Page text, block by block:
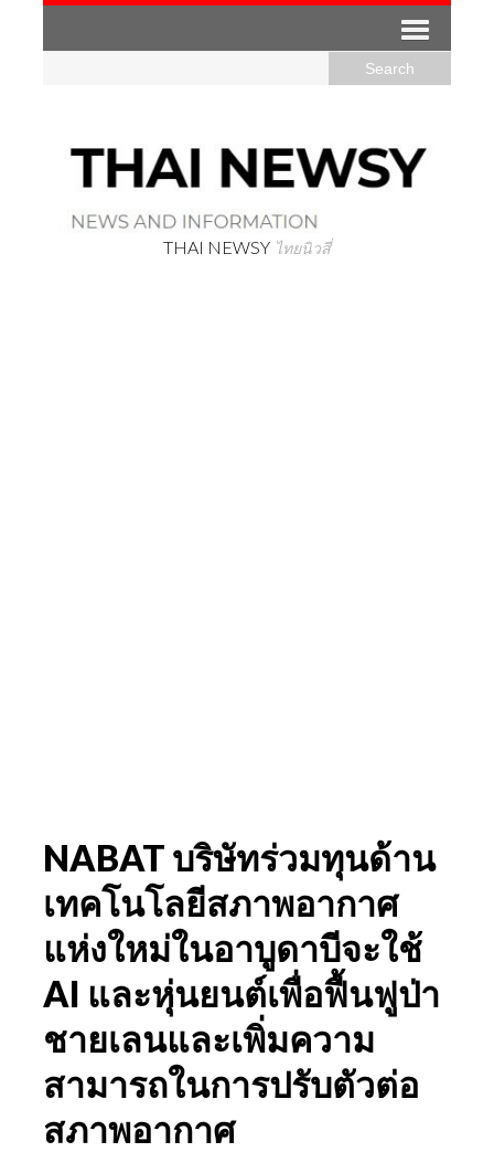
THAI NEWSY ไทยนิวสี่
NABAT บริษัทร่วมทุนด้าน
เทคโนโลยีสภาพอากาศ
แห่งใหม่ในอาบูดาบีจะใช้
AI และหุ่นยนต์เพื่อฟื้นฟูป่า
ชายเลนและเพิ่มความ
สามารถในการปรับตัวต่อ
สภาพอากาศ